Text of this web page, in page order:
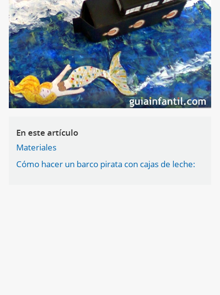
En este artículo
Materiales
Cómo hacer un barco pirata con cajas de leche: